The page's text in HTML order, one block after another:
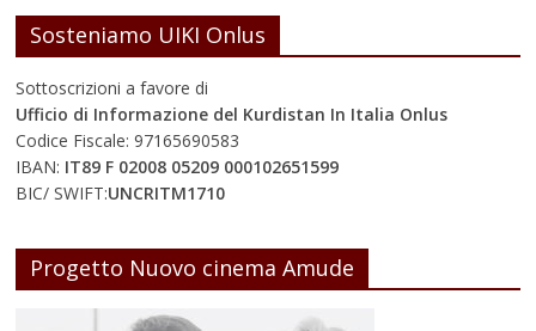
Sosteniamo UIKI Onlus
Sottoscrizioni a favore di
Ufficio di Informazione del Kurdistan In Italia Onlus
Codice Fiscale: 97165690583
IBAN: IT89 F 02008 05209 000102651599
BIC/ SWIFT:UNCRITM1710
Progetto Nuovo cinema Amude